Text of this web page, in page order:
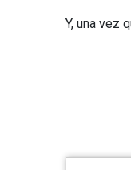
Y, una vez